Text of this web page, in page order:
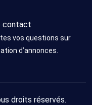
contact
vos questions sur
d’annonces.
droits réservés.